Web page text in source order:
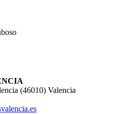
(46010) Valencia